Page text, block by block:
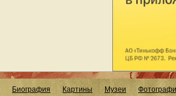
Биография Картины Музеи